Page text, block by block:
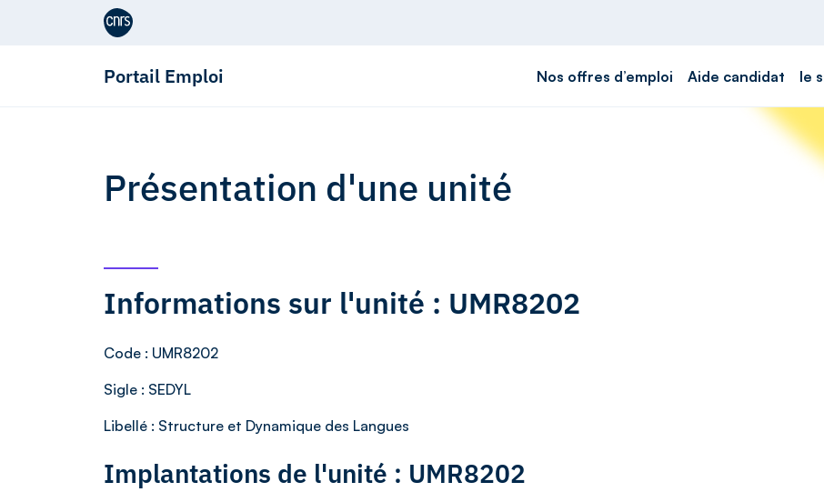
Aller au contenu
Portail Emploi Nos offres d’emploi Aide candidat le
Présentation d'une unité
Informations sur l'unité : UMR8202
Code : UMR8202
Sigle : SEDYL
Libellé : Structure et Dynamique des Langues
Implantations de l'unité : UMR8202